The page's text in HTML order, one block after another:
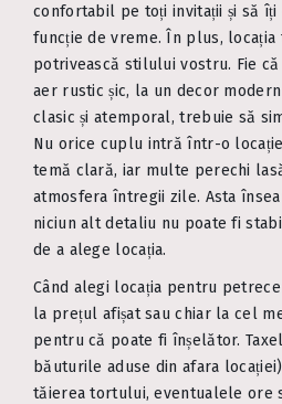
confortabil pe toți invitații și să
funcție de vreme. În plus, locația
potrivească stilului vostru. Fie
aer rustic șic, la un decor
clasic și atemporal, trebuie să
Nu orice cuplu intră într-o
temă clară, iar multe perechi
atmosfera întregii zile. Asta
niciun alt detaliu nu poate fi
de a alege locația.
Când alegi locația pentru
la prețul afișat sau chiar la cel
pentru că poate fi înșelător.
băuturile aduse din afara
tăierea tortului, eventualele ore